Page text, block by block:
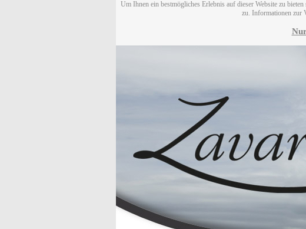
Um Ihnen ein bestmögliches Erlebnis auf dieser Website zu
zu. Informationen zur